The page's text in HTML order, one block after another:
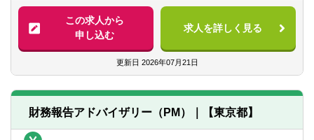
■各種プロジェクトマネジメント資格（PMP
など）
■システム観点の資格（基本情報技術者、各
種ベンダー資格など）
■会計観点の資格（公認会計士および全科目
士資格および全科目合格者、日商簿記1級以
上）
～以下、業務の流れ一例～
■業務プロセスの構築（業務要件、新旧業務
フロー図の作成等）
■業務要件定義書の作成
■移行方針書/移行計画書の作成
■ユーザーマニュアルの作成
■Excel、Access、Tablaeu、Alteryx等を活
用したEUCの開発
監査経験・会計アドバイザリー業務、また
はサステナビリティ関連業務（※）の経験を
有する方、または、金融機関や大手事業会
社において、以下のいずれかのご経験を3年
程度以上お持ちの方
成・監査対応など）
・財務企画（会計方針・決算方針の策定な
【具体的には】
■各種基準・フレームワーク（ISSB/SSBJ,
SEC, CSRD/ESRS等）導入および内部統制
構築に係るアドバイザリー業務
■サステナビリティ格付に関するアドバイザ
リー業務
■サステナビリティに関する規制動向・業界
動向のリサーチ業務
この求人から
申し込む
求人を詳しく見る
更新日 2026年07月21日
財務報告アドバイザリー（PM）｜【東京都】